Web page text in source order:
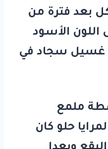
بعد فترة من
اللون الأسود
غسيل سجاد في
ملمع
حلو كان